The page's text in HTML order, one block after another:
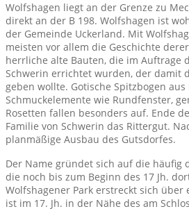
Wolfshagen liegt an der Grenze zu
direkt an der B 198. Wolfshagen ist
der Gemeinde Uckerland. Mit
meisten vor allem die Geschichte
herrliche alte Bauten, die im Auftrage
Schwerin errichtet wurden, der damit
geben wollte. Gotische Spitzbogen
Schmuckelemente wie Rundfenster,
Rosetten fallen besonders auf. Ende
Familie von Schwerin das Rittergut.
planmäßige Ausbau des Gutsdorfes.
Der Name gründet sich auf die häufig
die noch bis zum Beginn des 17 Jh.
Wolfshagener Park erstreckt sich über
ist im 17. Jh. in der Nähe des am